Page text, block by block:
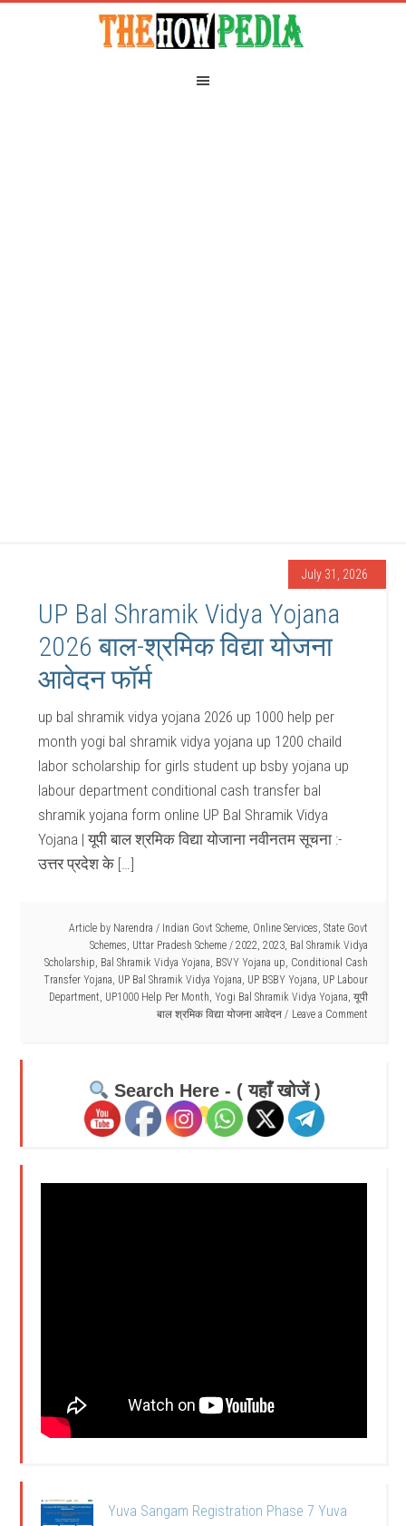
July 31, 2026
UP Bal Shramik Vidya Yojana
2026 बाल-श्रमिक विद्या योजना
आवेदन फॉर्म
up bal shramik vidya yojana 2026 up 1000 help per
month yogi bal shramik vidya yojana up 1200 chaild
labor scholarship for girls student up bsby yojana up
labour department conditional cash transfer bal
shramik yojana form online UP Bal Shramik Vidya
Yojana | यूपी बाल श्रमिक विद्या योजाना नवीनतम सूचना :-
उत्तर प्रदेश के […]
Article by Narendra / Indian Govt Scheme, Online Services, State Govt
Schemes, Uttar Pradesh Scheme / 2022, 2023, Bal Shramik Vidya
Scholarship, Bal Shramik Vidya Yojana, BSVY Yojana up, Conditional Cash
Transfer Yojana, UP Bal Shramik Vidya Yojana, UP BSBY Yojana, UP Labour
Department, UP1000 Help Per Month, Yogi Bal Shramik Vidya Yojana, यूपी
बाल श्रमिक विद्या योजना आवेदन
Leave a Comment
Search Here - ( यहाँ खोजें )
Yuva Sangam Registration Phase 7 Yuva